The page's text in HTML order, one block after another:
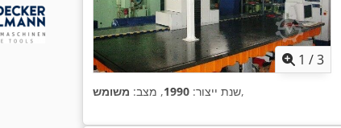
1 /3
שנת ייצור: 1990, מצב: משומש ,